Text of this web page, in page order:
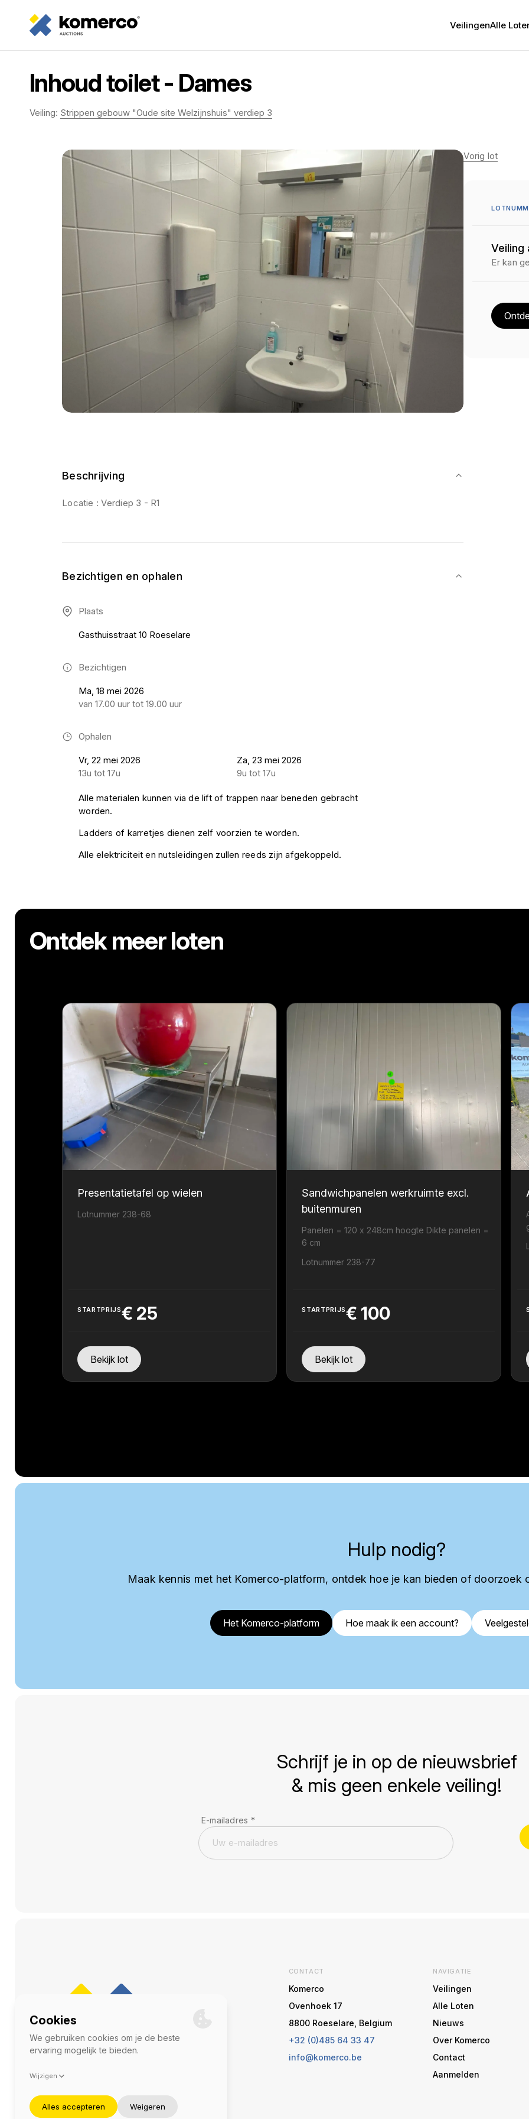
VeilingenAlle
Inhoud toilet - Dames
Veiling: Strippen gebouw "Oude site Welzijnshuis" verdiep 3
Beschrijving
Locatie : Verdiep 3 - R1
Bezichtigen en ophalen
Plaats
Gasthuisstraat 10 Roeselare
Bezichtigen
Ma, 18 mei 2026
van 17.00 uur tot 19.00 uur
Ophalen
Vr, 22 mei 2026
13u tot 17u
Za, 23 mei 2026
9u tot 17u
Alle materialen kunnen via de lift of trappen naar beneden gebracht
worden.
Ladders of karretjes dienen zelf voorzien te worden.
Alle elektriciteit en nutsleidingen zullen reeds zijn afgekoppeld.
Vorig lot
Veiling
Er kan
Ontdek meer loten
Presentatietafel op wielen
Lotnummer 238-68
STARTPRIJS€ 25
Bekijk lot
Sandwichpanelen werkruimte excl.
buitenmuren
Panelen = 120 x 248cm hoogte Dikte panelen =
6 cm
Lotnummer 238-77
STARTPRIJS€ 100
Bekijk lot
Hulp nodig?
Maak kennis met het Komerco-platform, ontdek hoe je kan bieden of doorzoek
Het Komerco-platform Hoe maak ik een account?
Schrijf je in op de nieuwsbrief
& mis geen enkele veiling!
E-mailadres *
CONTACT
Komerco
Ovenhoek 17
8800 Roeselare, Belgium
+32 (0)485 64 33 47
info@komerco.be
NAVIGATIE
Veilingen
Alle Loten
Nieuws
Over Komerco
Contact
Aanmelden